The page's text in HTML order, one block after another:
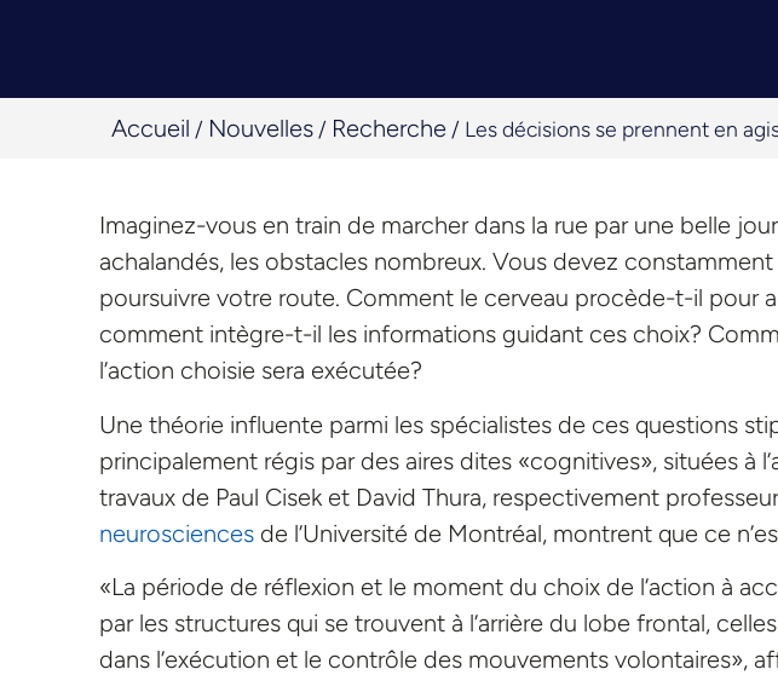
Accueil / Nouvelles / Recherche / Les décisions se prennent en
Imaginez-vous en train de marcher dans la rue par une belle
achalandés, les obstacles nombreux. Vous devez
poursuivre votre route. Comment le cerveau procède-t-il pour
comment intègre-t-il les informations guidant ces choix?
l’action choisie sera exécutée?
Une théorie influente parmi les spécialistes de ces questions
principalement régis par des aires dites «cognitives», situées à
travaux de Paul Cisek et David Thura, respectivement
neurosciences de l’Université de Montréal, montrent que ce
«La période de réflexion et le moment du choix de l’action à
par les structures qui se trouvent à l’arrière du lobe frontal,
dans l’exécution et le contrôle des mouvements volontaires»,